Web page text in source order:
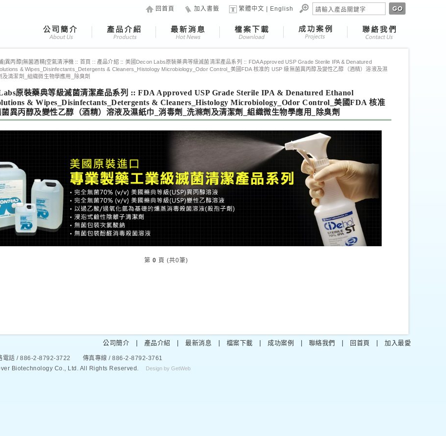
回首頁 加入書籤 繁體中文 English
|異丙醇|無菌酒精|空氣清淨機 :: 首頁 :: 產品介紹 :: 美國Decon Labs原裝藥典等級滅菌清潔產品系列 :: FDA Approved USP Grade Sterile IPA & Denatured
& Wipes_Disinfectants_Detergents & Cleaners_Histology Microbiology_Odor Control_美國FDA 核准的 USP 級無菌異丙醇及變性乙醇（酒精）溶液及濕
及清潔劑_組織微生物學應用_除臭劑
原裝藥典等級滅菌清潔產品系列 :: FDA Approved USP Grade Sterile IPA & Denatured Ethanol
& Wipes_Disinfectants_Detergents & Cleaners_Histology Microbiology_Odor Control_美國FDA 核准
菌異丙醇及變性乙醇（酒精）溶液及濕紙巾_消毒劑_洗滌劑及清潔劑_組織微生物學應用_除臭劑
第 0 頁 (共0筆)
公司簡介 產品介紹 最新消息 檔案下載 成功案例 聯絡我們 回首頁 加入最愛
電話 / 886-2-8792-3722 傳真專線 / 886-2-8792-3761
Biotechnology Co., Ltd. All Rights Reserved.
Design by GetWeb